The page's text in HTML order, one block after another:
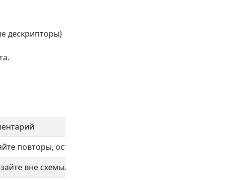
дескрипторы)
повторы, оставляйте «якоря» фактов
вне схемы/тайм-аута